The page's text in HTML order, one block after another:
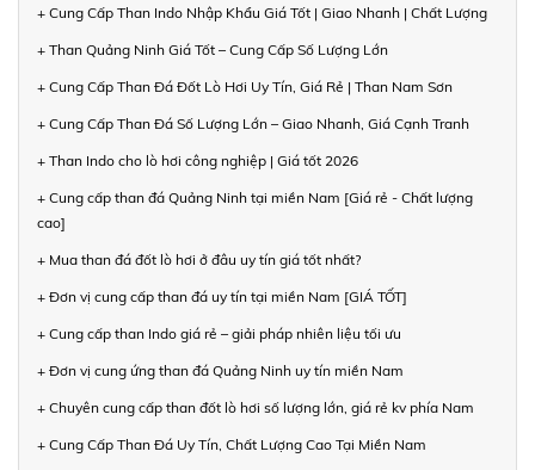
+ Cung Cấp Than Indo Nhập Khẩu Giá Tốt | Giao Nhanh | Chất Lượng
+ Than Quảng Ninh Giá Tốt – Cung Cấp Số Lượng Lớn
+ Cung Cấp Than Đá Đốt Lò Hơi Uy Tín, Giá Rẻ | Than Nam Sơn
+ Cung Cấp Than Đá Số Lượng Lớn – Giao Nhanh, Giá Cạnh Tranh
+ Than Indo cho lò hơi công nghiệp | Giá tốt 2026
+ Cung cấp than đá Quảng Ninh tại miền Nam [Giá rẻ - Chất lượng
cao]
+ Mua than đá đốt lò hơi ở đâu uy tín giá tốt nhất?
+ Đơn vị cung cấp than đá uy tín tại miền Nam [GIÁ TỐT]
+ Cung cấp than Indo giá rẻ – giải pháp nhiên liệu tối ưu
+ Đơn vị cung ứng than đá Quảng Ninh uy tín miền Nam
+ Chuyên cung cấp than đốt lò hơi số lượng lớn, giá rẻ kv phía Nam
+ Cung Cấp Than Đá Uy Tín, Chất Lượng Cao Tại Miền Nam